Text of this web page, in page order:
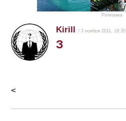
Реклама
Kirill / 3 ноября 2011, 18:35
З
<